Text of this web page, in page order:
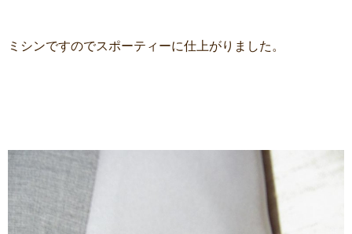
ミシンですのでスポーティーに仕上がりました。